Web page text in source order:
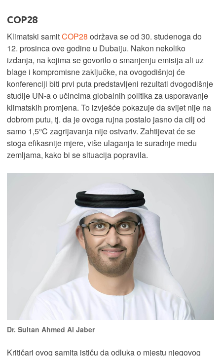
COP28
Klimatski samitCOP28 održava se od 30. studenoga do
12. prosinca ove godine u Dubaiju. Nakon nekoliko
izdanja, na kojima se govorilo o smanjenju emisija ali uz
blage i kompromisne zaključke, na ovogodišnjoj će
konferenciji biti prvi puta predstavljeni rezultati dvogodišnje
studije UN-a o učincima globalnih politika za usporavanje
klimatskih promjena. To izvješće pokazuje da svijet nije na
dobrom putu, tj. da je ovoga rujna postalo jasno da cilj od
samo 1,5°C zagrijavanja nije ostvariv. Zahtijevat će se
stoga efikasnije mjere, više ulaganja te suradnje među
zemljama, kako bi se situacija popravila.
Dr. Sultan Ahmed Al Jaber
Kritičari ovog samita ističu da odluka o mjestu njegovog